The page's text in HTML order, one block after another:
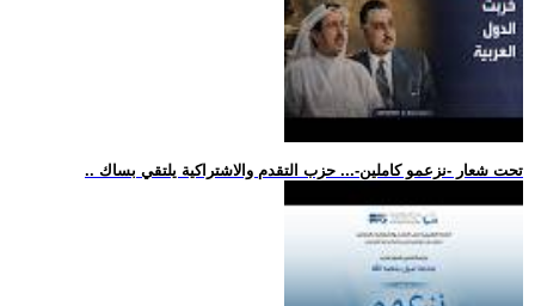
.. تحت شعار -نزعمو كاملين-... حزب التقدم والاشتراكية يلتقي بساك